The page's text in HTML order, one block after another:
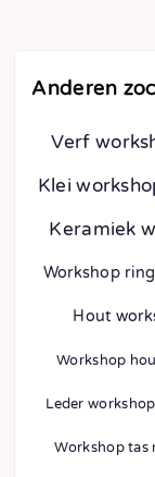
Anderen
Verf
Klei
Keramiek
Workshop
Hout
Workshop
Leder workshop
Workshop tas